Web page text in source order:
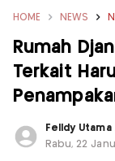
HOME NEWS
Rumah
Terkait
Felldy Utama
Rabu, 22